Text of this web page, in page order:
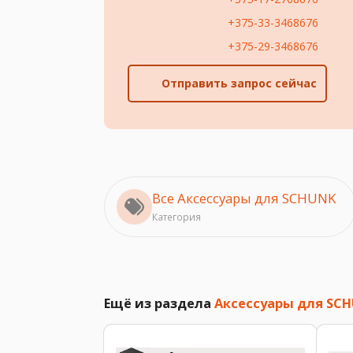
+375-33-3468676
+375-29-3468676
Отправить запрос сейчас
Все Аксессуары для SCHUNK
Категория
Ещё из раздела Аксессуары для